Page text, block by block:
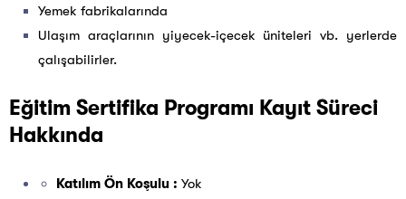
Yemek fabrikalarında
Ulaşım araçlarının yiyecek-içecek üniteleri vb. yerlerde
çalışabilirler.
Eğitim Sertifika Programı Kayıt Süreci
Hakkında
Katılım Ön Koşulu : Yok